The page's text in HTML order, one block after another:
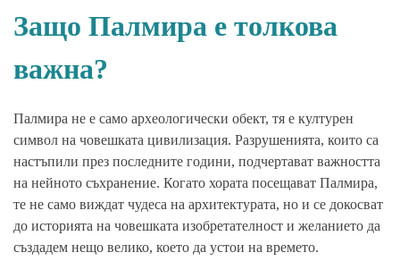
Защо Палмира е толкова
важна?
Палмира не е само археологически обект, тя е културен
символ на човешката цивилизация. Разрушенията, които са
настъпили през последните години, подчертават важността
на нейното съхранение. Когато хората посещават Палмира,
те не само виждат чудеса на архитектурата, но и се докосват
до историята на човешката изобретателност и желанието да
създадем нещо велико, което да устои на времето.